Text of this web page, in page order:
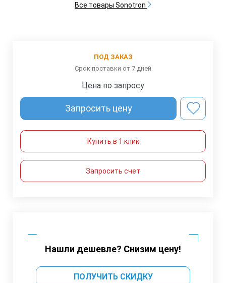
Все товары Sonotron
ПОД ЗАКАЗ
Срок поставки от 7 дней
Цена по запросу
Запросить цену
Купить в 1 клик
Запросить счет
Нашли дешевле? Снизим цену!
ПОЛУЧИТЬ СКИДКУ